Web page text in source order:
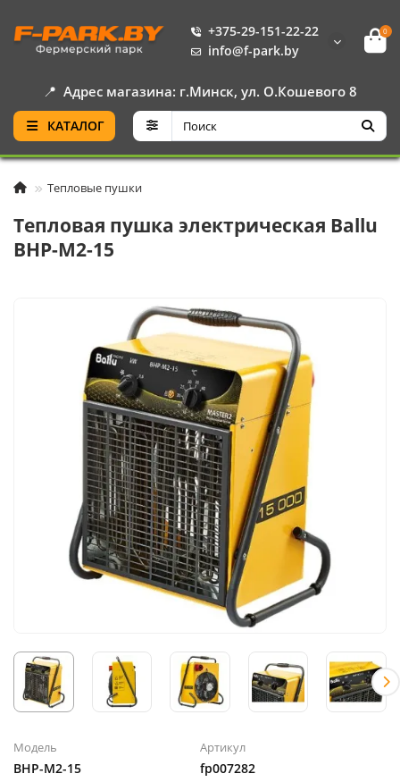
+375-29-151-22-22
info@f-park.by
0
📍 Адрес магазина: г.Минск, ул. О.Кошевого 8
КАТАЛОГ
Тепловые пушки
Тепловая пушка электрическая Ballu
BHP-M2-15
Модель
BHP-M2-15
Артикул
fp007282